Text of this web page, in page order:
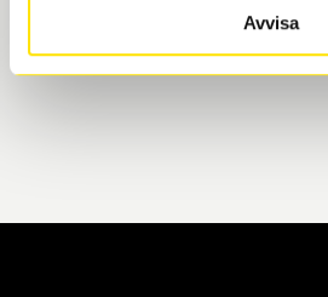
Avvisa
vi till att de uppfyller alla krav för